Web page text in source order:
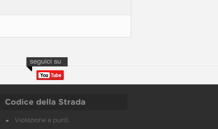
Codice della Strada
Violazione e punti